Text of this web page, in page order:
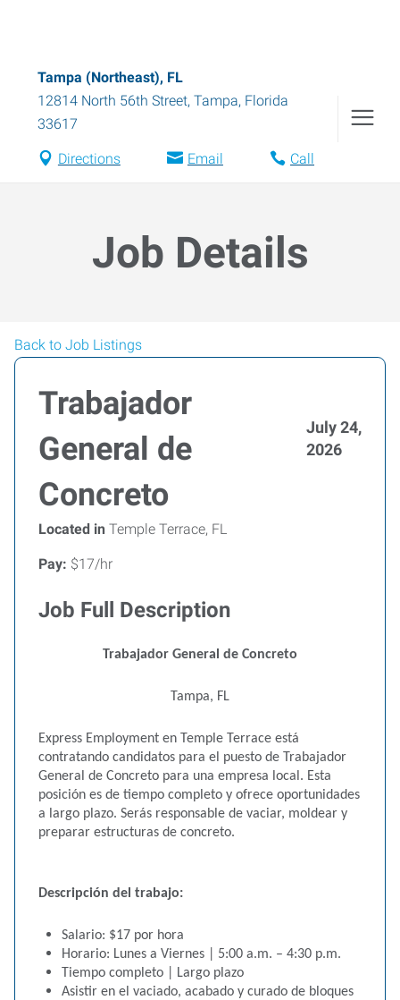
Tampa (Northeast), FL
12814 North 56th Street, Tampa, Florida
33617
Directions Email Call
Job Details
Back to Job Listings
Trabajador
General de
Concreto
July 24,
2026
Located in Temple Terrace, FL
Pay: $17/hr
Job Full Description
Trabajador General de Concreto
Tampa, FL
Express Employment en Temple Terrace está
contratando candidatos para el puesto de Trabajador
General de Concreto para una empresa local. Esta
posición es de tiempo completo y ofrece oportunidades
a largo plazo. Serás responsable de vaciar, moldear y
preparar estructuras de concreto.
Descripción del trabajo:
Salario: $17 por hora
Horario: Lunes a Viernes | 5:00 a.m. – 4:30 p.m.
Tiempo completo | Largo plazo
Asistir en el vaciado, acabado y curado de bloques